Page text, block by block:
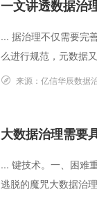
一文讲透数据治
... 据治理不仅需要完
么进行规范，元数据
来源： 亿信华辰数据
大数据治理需要
... 键技术。一、困难
逃脱的魔咒大数据治